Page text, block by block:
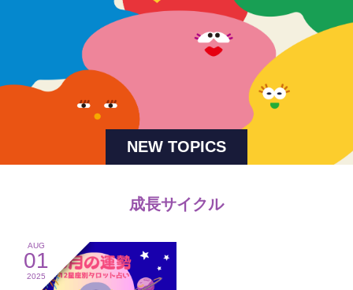
NEW TOPICS
成長サイクル
AUG
01
2025